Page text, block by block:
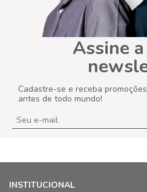
Assine
Cadastre-se e receba
antes de todo mundo!
INSTITUCIONAL